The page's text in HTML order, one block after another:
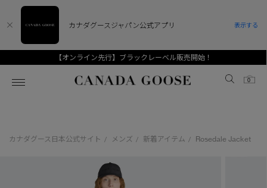
【オンライン先行】ブラックレーベル販売開始！
Canada Goose
0
ディスカバー
新着アイテム
新着アイテム
ベビー（0‐24ヵ月)
カナダグース日本公式サイト / メンズ / 新着アイテム / Rosedale Jacket
カナダグースジャパン公式アプリ 表示する